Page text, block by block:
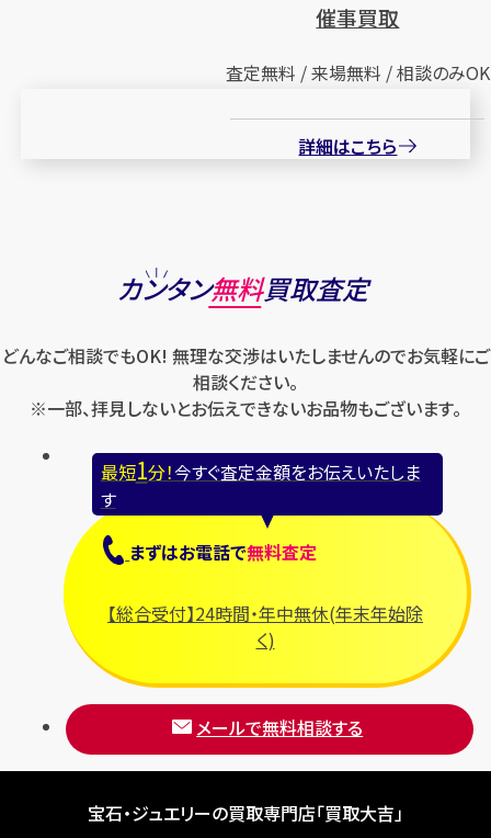
催事買取
査定無料 / 来場無料 / 相談のみOK
詳細はこちら
カンタン無料買取査定
どんなご相談でもOK! 無理な交渉はいたしませんのでお気軽にご
相談ください。
※一部、拝見しないとお伝えできないお品物もございます。
最短1分！今すぐ査定金額をお伝えいたしま
す
まずはお電話で無料査定
【総合受付】24時間・年中無休(年末年始除
く)
メールで無料相談する
宝石・ジュエリーの買取専門店「買取大吉」